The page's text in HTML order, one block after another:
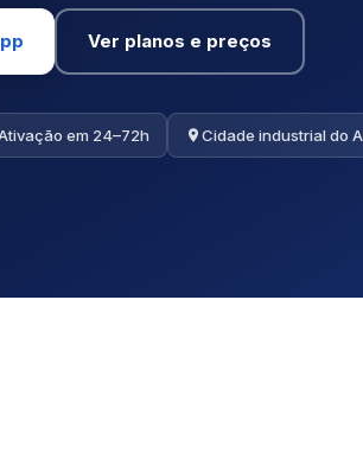
Ver planos e preços
em 24–72h Cidade industrial do